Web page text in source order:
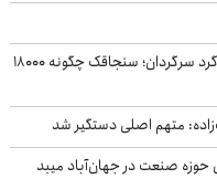
۲۰۰ میلیون سال زندگی بدون تغییر یک هواگرد سرگردان؛ سنجاقک‌ چگونه ۱۸۰۰۰
متهم اصلی دستگیر شد
صنعت در جهان‌آباد میبد